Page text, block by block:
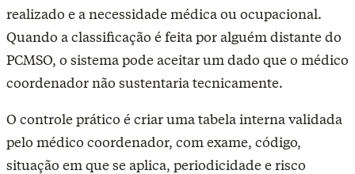
realizado e a necessidade médica ou ocupacional.
Quando a classificação é feita por alguém distante do
PCMSO, o sistema pode aceitar um dado que o médico
coordenador não sustentaria tecnicamente.
O controle prático é criar uma tabela interna validada
pelo médico coordenador, com exame, código,
situação em que se aplica, periodicidade e risco